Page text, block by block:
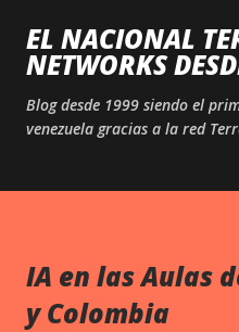
Ir al
EL NACIONAL
NETWORKS
Blog desde 1999 siendo el
venezuela gracias a la red
IA en las Aulas
y Colombia